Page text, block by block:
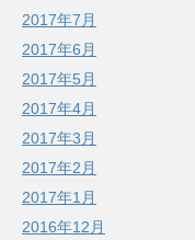
2017年7月
2017年6月
2017年5月
2017年4月
2017年3月
2017年2月
2017年1月
2016年12月